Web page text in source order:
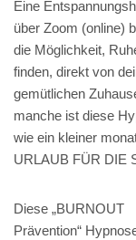
Eine
über Zoom (online)
die Möglichkeit,
finden, direkt von
gemütlichen
manche ist diese
wie ein kleiner
URLAUB FÜR DIE
Diese „BURNOUT
Prävention“